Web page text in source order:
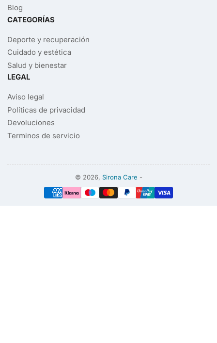
Blog
CATEGORÍAS
Deporte y recuperación
Cuidado y estética
Salud y bienestar
LEGAL
Aviso legal
Políticas de privacidad
Devoluciones
Terminos de servicio
© 2026, Sirona Care -
Modalidades
de